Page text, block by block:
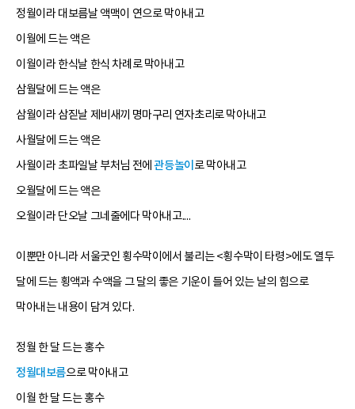
정월이라 대보름날 액맥이 연으로 막아내고
이월에 드는 액은
이월이라 한식날 한식 차례로 막아내고
삼월달에 드는 액은
삼월이라 삼짇날 제비새끼 명마구리 연자초리로 막아내고
사월달에 드는 액은
사월이라 초파일날 부처님 전에관등놀이 로 막아내고
오월달에 드는 액은
오월이라 단오날 그네줄에다 막아내고....
이뿐만 아니라 서울굿인 횡수막이에서 불리는 <횡수막이 타령>에도 열두
달에 드는 횡액과 수액을 그 달의 좋은 기운이 들어 있는 날의 힘으로
막아내는 내용이 담겨 있다.
정월 한 달 드는 홍수
정월대보름으로 막아내고
이월 한 달 드는 홍수